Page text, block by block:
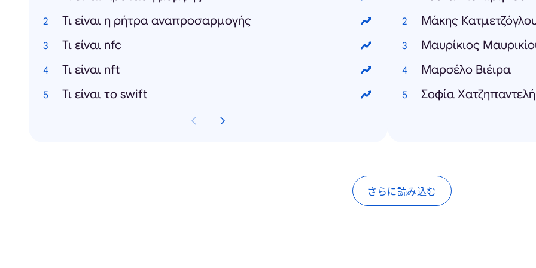
Τι είναι η ρήτρα αναπροσαρμογής
Τι είναι nfc
Τι είναι nft
Τι είναι το swift
Μάκης
Μαυρίκιος
Μαρσέλο Βιέιρα
Σοφία Χατζηπαντελή
さらに読み込む